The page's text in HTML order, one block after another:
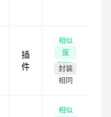
插
件
相似
度
50%
封装
相同
相似